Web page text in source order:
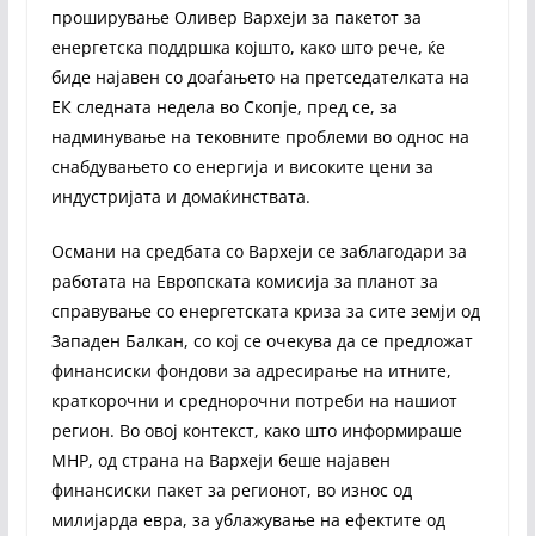
проширување Оливер Вархеји за пакетот за
енергетска поддршка којшто, како што рече, ќе
биде најавен со доаѓањето на претседателката на
ЕК следната недела во Скопје, пред се, за
надминување на тековните проблеми во однос на
снабдувањето со енергија и високите цени за
индустријата и домаќинствата.
Османи на средбата со Вархеји се заблагодари за
работата на Европската комисија за планот за
справување со енергетската криза за сите земји од
Западен Балкан, со кој се очекува да се предложат
финансиски фондови за адресирање на итните,
краткорочни и среднорочни потреби на нашиот
регион. Во овој контекст, како што информираше
МНР, од страна на Вархеји беше најавен
финансиски пакет за регионот, во износ од
милијарда евра, за ублажување на ефектите од